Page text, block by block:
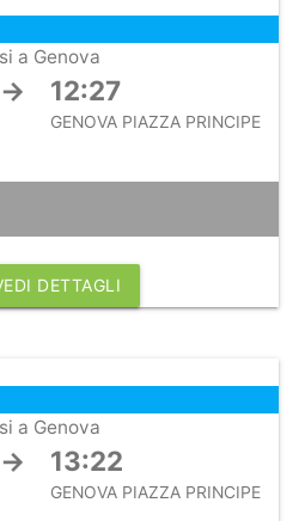
a Genova
→ 12:27
GENOVA PIAZZA PRINCIPE
DETTAGLI
a Genova
→ 13:22
GENOVA PIAZZA PRINCIPE